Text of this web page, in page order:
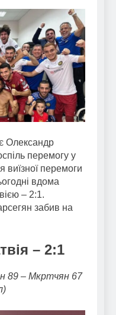
Олександр
перемогу у
виїзної перемоги
вдома
– 2:1.
забив на
– 2:1
89 – Мкртчян 67